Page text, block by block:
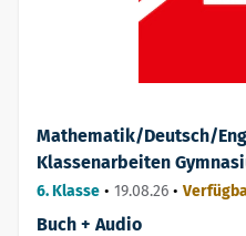
Mathematik/Deutsch/
Klassenarbeiten
6. Klasse • 19.08.26 •
Buch + Audio